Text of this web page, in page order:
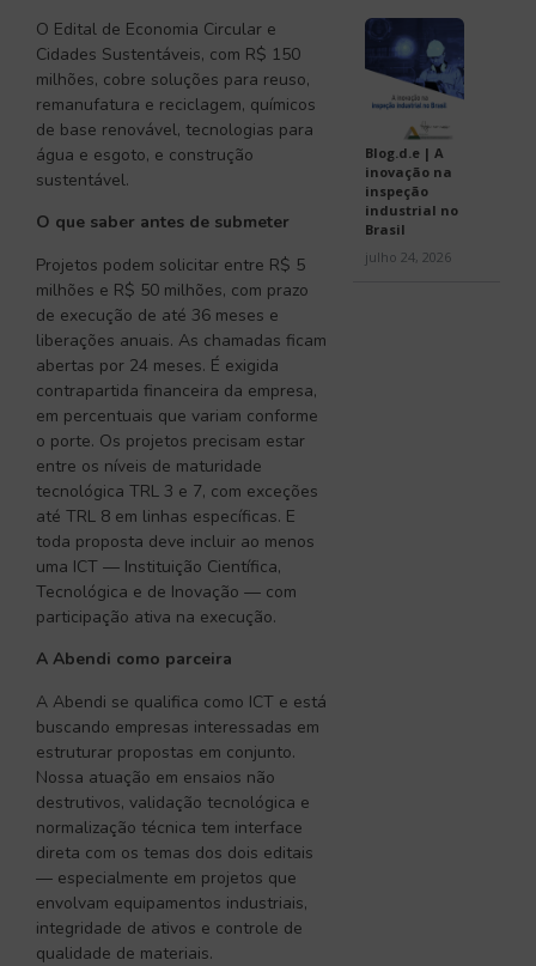
O Edital de Economia Circular e
Cidades Sustentáveis, com R$ 150
milhões, cobre soluções para reuso,
remanufatura e reciclagem, químicos
de base renovável, tecnologias para
água e esgoto, e construção
sustentável.
O que saber antes de submeter
Projetos podem solicitar entre R$ 5
milhões e R$ 50 milhões, com prazo
de execução de até 36 meses e
liberações anuais. As chamadas ficam
abertas por 24 meses. É exigida
contrapartida financeira da empresa,
em percentuais que variam conforme
o porte. Os projetos precisam estar
entre os níveis de maturidade
tecnológica TRL 3 e 7, com exceções
até TRL 8 em linhas específicas. E
toda proposta deve incluir ao menos
uma ICT — Instituição Científica,
Tecnológica e de Inovação — com
participação ativa na execução.
A Abendi como parceira
A Abendi se qualifica como ICT e está
buscando empresas interessadas em
estruturar propostas em conjunto.
Nossa atuação em ensaios não
destrutivos, validação tecnológica e
normalização técnica tem interface
direta com os temas dos dois editais
— especialmente em projetos que
envolvam equipamentos industriais,
integridade de ativos e controle de
qualidade de materiais.
Blog.d.e | A
inovação na
inspeção
industrial no
Brasil
julho 24, 2026